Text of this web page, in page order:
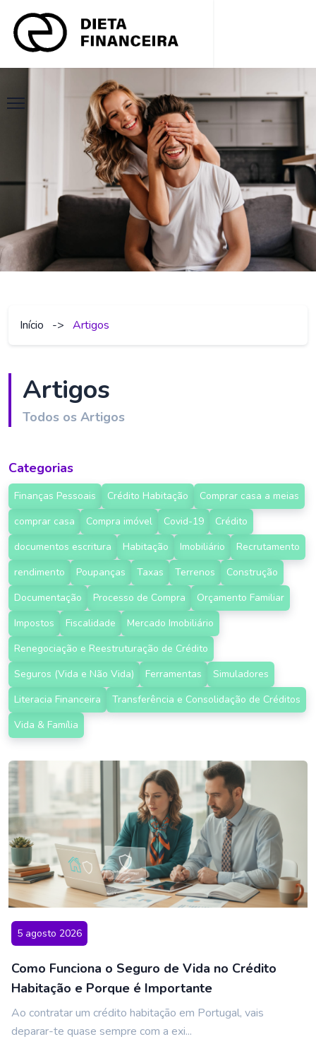
Início -> Artigos
Artigos
Todos os Artigos
Categorias
Finanças Pessoais Crédito Habitação
Comprar casa a meias
comprar casa
Compra imóvel Covid-19
Crédito
documentos escritura
Habitação Imobiliário
Recrutamento
rendimento
Poupanças Taxas Terrenos
Construção
Documentação
Processo de Compra
Orçamento Familiar
Impostos
Fiscalidade
Mercado Imobiliário
Renegociação e Reestruturação de Crédito
Seguros (Vida e Não Vida)
Ferramentas
Simuladores
Literacia Financeira
Transferência e Consolidação de Créditos
Vida & Família
5 agosto 2026
Como Funciona o Seguro de Vida no Crédito
Habitação e Porque é Importante
Ao contratar um crédito habitação em Portugal, vais
deparar-te quase sempre com a exi...